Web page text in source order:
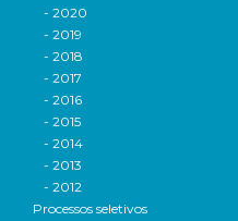
- 2020
- 2019
- 2018
- 2017
- 2016
- 2015
- 2014
- 2013
- 2012
Processos seletivos